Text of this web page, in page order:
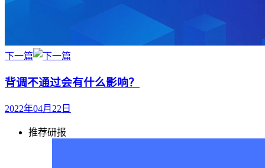
下一篇
背调不通过会有什么影响？
2022年04月22日
推荐研报